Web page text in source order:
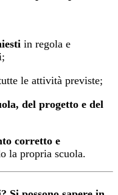
in regola e
le attività previste;
del progetto e del
corretto e
la propria scuola.